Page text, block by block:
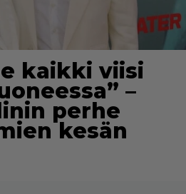
kaikki viisi
–
perhe
kesän